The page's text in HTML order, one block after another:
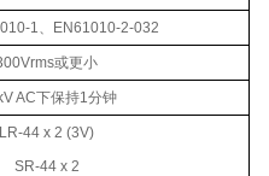
1 EN61010-2-032
或更小
AC下保持1分钟
LR-44 x 2 (3V)
SR-44 x 2